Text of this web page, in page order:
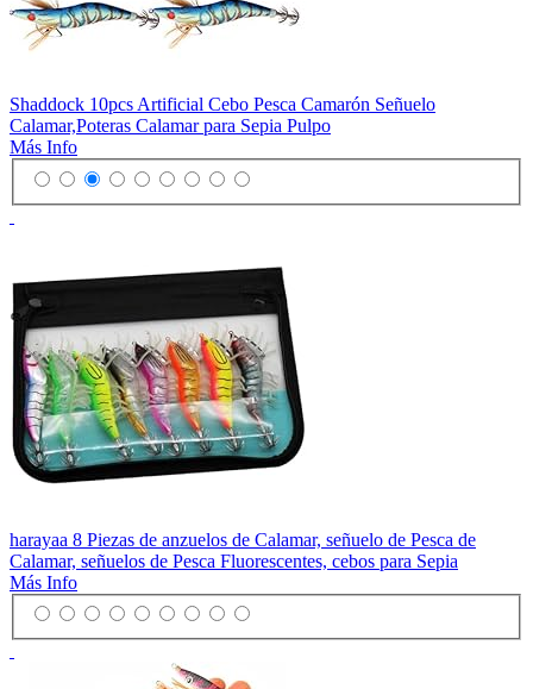
Shaddock 10pcs Artificial Cebo Pesca Camarón Señuelo
Calamar,Poteras Calamar para Sepia Pulpo
Más Info
harayaa 8 Piezas de anzuelos de Calamar, señuelo de Pesca de
Calamar, señuelos de Pesca Fluorescentes, cebos para Sepia
Más Info